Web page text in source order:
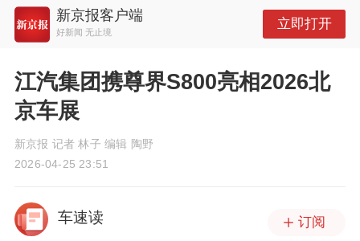
新京报客户端
好新闻 无止境
立即打开
江汽集团携尊界S800亮相2026北
京车展
新京报 记者 林子 编辑 陶野
2026-04-25 23:51
车速读 订阅